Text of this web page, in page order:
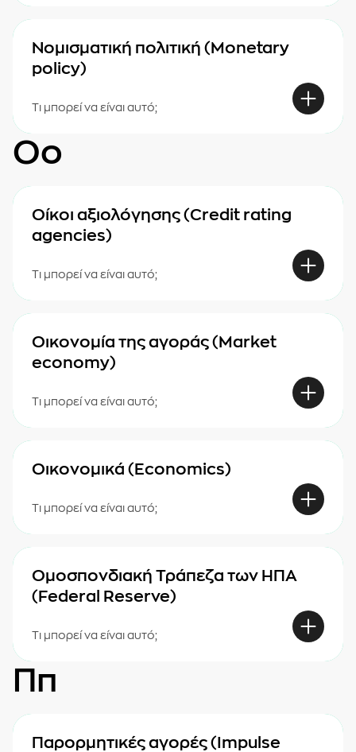
Νομισματική πολιτική (Monetary
policy)
Τι μπορεί να είναι αυτό;
Οο
Οίκοι αξιολόγησης (Credit rating
agencies)
Τι μπορεί να είναι αυτό;
Οικονομία της αγοράς (Market
economy)
Τι μπορεί να είναι αυτό;
Οικονομικά (Economics)
Τι μπορεί να είναι αυτό;
Ομοσπονδιακή Τράπεζα των ΗΠΑ
(Federal Reserve)
Τι μπορεί να είναι αυτό;
Ππ
Παρορμητικές αγορές (Impulse